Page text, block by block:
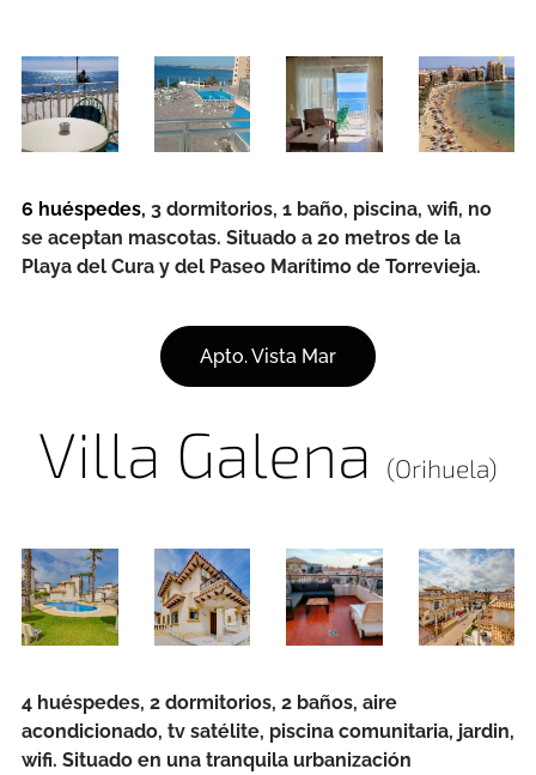
6 huéspedes, 3 dormitorios, 1 baño, piscina, wifi, no
se aceptan mascotas. Situado a 20 metros de la
Playa del Cura y del Paseo Marítimo de Torrevieja.
Apto. Vista Mar
Villa Galena (Orihuela)
4 huéspedes, 2 dormitorios, 2 baños, aire
acondicionado, tv satélite, piscina comunitaria, jardin,
wifi. Situado en una tranquila urbanización